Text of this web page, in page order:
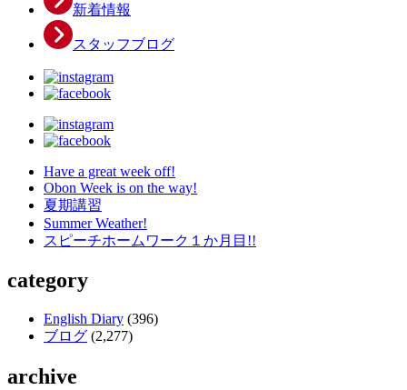
新着情報
スタッフブログ
Have a great week off!
Obon Week is on the way!
夏期講習
Summer Weather!
スピーチホームワーク１か月目!!
category
English Diary (396)
ブログ (2,277)
archive